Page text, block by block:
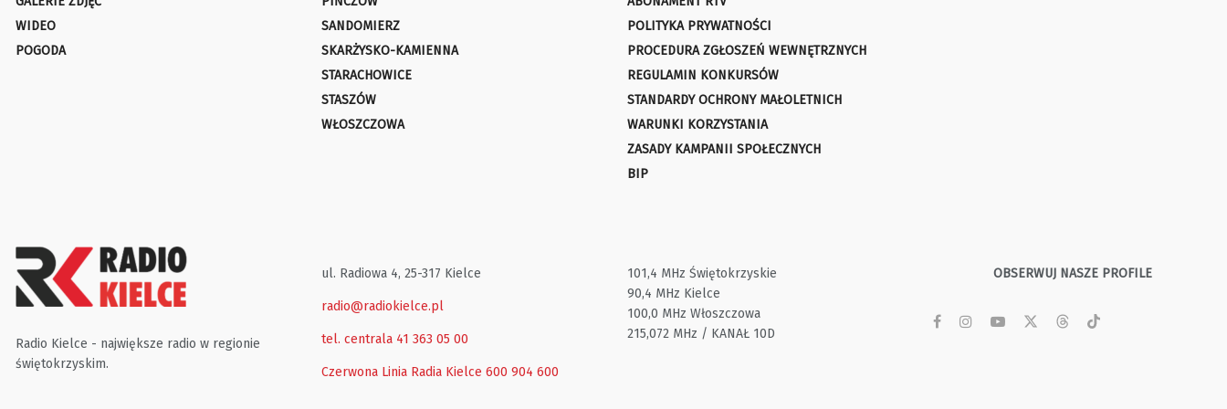
WIDEO
POGODA
SANDOMIERZ
SKARŻYSKO-KAMIENNA
STARACHOWICE
STASZÓW
WŁOSZCZOWA
POLITYKA PRYWATNOŚCI
PROCEDURA ZGŁOSZEŃ WEWNĘTRZNYCH
REGULAMIN KONKURSÓW
STANDARDY OCHRONY MAŁOLETNICH
WARUNKI KORZYSTANIA
ZASADY KAMPANII SPOŁECZNYCH
BIP
Radio Kielce - największe radio w regionie
świętokrzyskim.
ul. Radiowa 4, 25-317 Kielce
radio@radiokielce.pl
tel. centrala 41 363 05 00
Czerwona Linia Radia Kielce 600 904 600
101,4 MHz Świętokrzyskie
90,4 MHz Kielce
100,0 MHz Włoszczowa
215,072 MHz / KANAŁ 10D
OBSERWUJ NASZE PROFILE